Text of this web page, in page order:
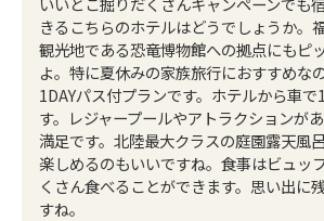
きるこちらのホテルはどうでしょうか。
観光地である恐竜博物館への拠点にもピ
よ。特に夏休みの家族旅行におすすめな
1DAYパス付プランです。ホテルから車
す。レジャープールやアトラクションが
満足です。北陸最大クラスの庭園露天風
楽しめるのもいいですね。食事はビュッ
くさん食べることができます。思い出に
すね。